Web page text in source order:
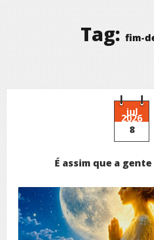
Tag: fim-
jul
2026
8
É assim que a